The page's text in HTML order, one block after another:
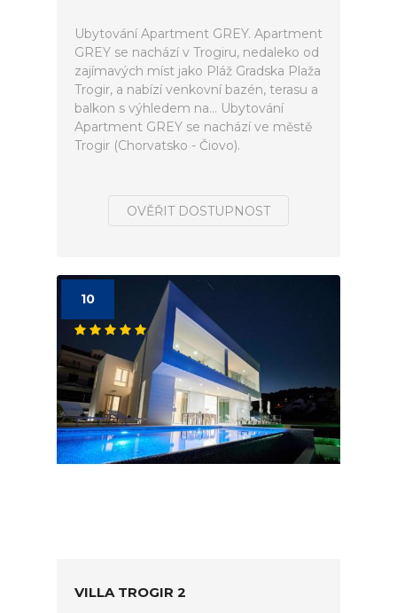
Ubytování Apartment GREY. Apartment
GREY se nachází v Trogiru, nedaleko od
zajímavých míst jako Pláž Gradska Plaža
Trogir, a nabízí venkovní bazén, terasu a
balkon s výhledem na... Ubytování
Apartment GREY se nachází ve městě
Trogir (Chorvatsko - Čiovo).
OVĚŘIT DOSTUPNOST
10
VILLA TROGIR 2